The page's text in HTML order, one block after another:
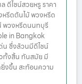
ดีไซน์สวยหรู ราคา
รีดต้นไม้ พวงหรีด
พวงหรีดนนทบุรี
in Bangkok
น ซึ่งล้วนมีดีไซน์
ทั้งสิ้น ทันสมัย มี
งขึ้น สะท้อนความ